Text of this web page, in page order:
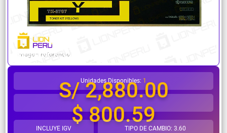
¿Necesitas ayuda?
Unidades Disponibles: 1
S/ 2,880.00
$ 800.59
INCLUYE IGV TIPO DE CAMBIO: 3.60